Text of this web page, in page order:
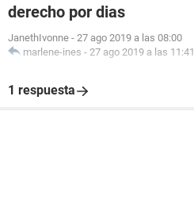
derecho por dias
JanethIvonne - 27 ago 2019 a las 08:00
marlene-ines - 27 ago 2019 a las 11:41
1 respuesta